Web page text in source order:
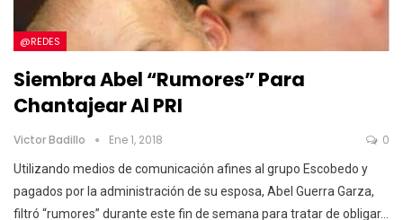
@REDES
Siembra Abel “rumores” Para
Chantajear Al PRI
Victor Badillo Ene 1, 2018 0
Utilizando medios de comunicación afines al grupo Escobedo y
pagados por la administración de su esposa, Abel Guerra Garza,
filtró “rumores” durante este fin de semana para tratar de obligar…